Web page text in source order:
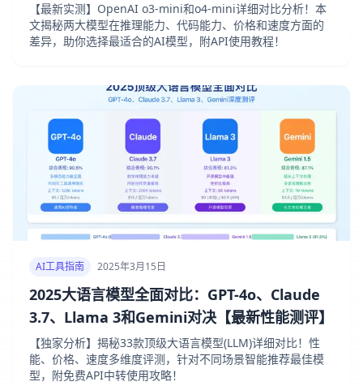
【最新实测】OpenAI o3-mini和o4-mini详细对比分析！本
文揭秘两大模型在推理能力、代码能力、价格和速度方面的
差异，助你选择最适合的AI模型，附API使用教程！
AI工具指南 2025年3月15日
2025大语言模型全面对比：GPT-4o、Claude
3.7、Llama 3和Gemini对决【最新性能测评】
【独家分析】揭秘33款顶级大语言模型(LLM)详细对比！性
能、价格、速度多维度评测，针对不同场景智能推荐最佳模
型，附免费API中转使用攻略！